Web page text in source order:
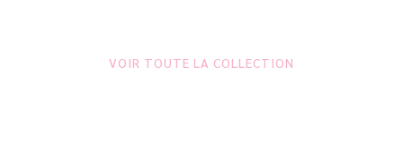
VOIR TOUTE LA COLLECTION